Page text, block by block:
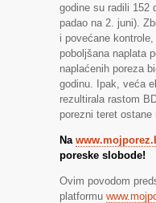
godine su radili 152
padao na 2. juni).
i povećane
poboljšana naplata
naplaćenih poreza
godinu. Ipak, veća
rezultirala rastom
porezni teret ostane
Na
poreske slobode!
Ovim povodom
platformu